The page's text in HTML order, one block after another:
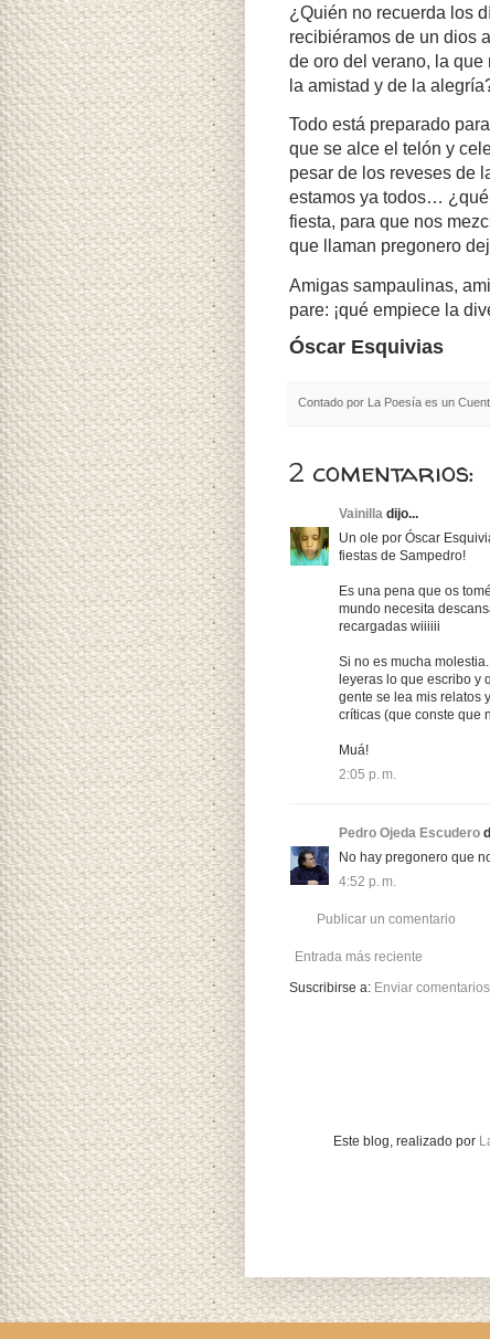
¿Quién no recuerda los
recibiéramos de un dios
de oro del verano, la
la amistad y de la
Todo está preparado
que se alce el telón y
pesar de los reveses de
estamos ya todos…
fiesta, para que nos
que llaman pregonero
Amigas sampaulinas,
pare: ¡qué empiece la
Óscar Esquivias
Contado por La Poesía es un
2 comentarios:
Vainilla dijo...
Un ole por Óscar
fiestas de Sampedro!
Es una pena que os
mundo necesita
recargadas wiiiiii
Si no es mucha
leyeras lo que escribo y
gente se lea mis relatos
críticas (que conste que
Muá!
2:05 p. m.
Pedro Ojeda Escudero
No hay pregonero que
4:52 p. m.
Publicar un comentario
Entrada más reciente
Suscribirse a: Enviar
Este blog, realizado por